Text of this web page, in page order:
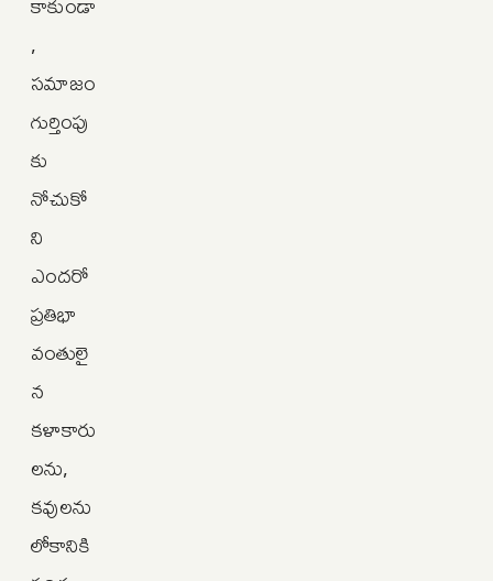
,
సమాజం
గుర్తింపు
కు
నోచుకో
ని
ఎందరో
ప్రతిభా
వంతులై
న
కళాకారు
లను,
కవులను
లోకానికి